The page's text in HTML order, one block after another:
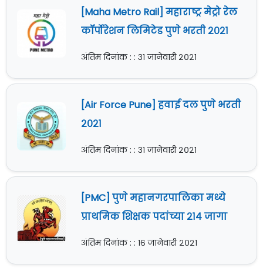
[Maha Metro Rail] महाराष्ट्र मेट्रो रेल
कॉर्पोरेशन लिमिटेड पुणे भरती २०२१
अंतिम दिनांक : : ३१ जानेवारी २०२१
[Air Force Pune] हवाई दल पुणे भरती
२०२१
अंतिम दिनांक : : ३१ जानेवारी २०२१
[PMC] पुणे महानगरपालिका मध्ये
प्राथमिक शिक्षक पदांच्या २१४ जागा
अंतिम दिनांक : : १६ जानेवारी २०२१